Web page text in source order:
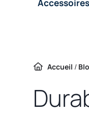
Accueil /